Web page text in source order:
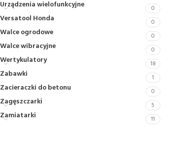
Urządzenia wielofunkcyjne 0
Versatool Honda 0
Walce ogrodowe 0
Walce wibracyjne 0
Wertykulatory 18
Zabawki 1
Zacieraczki do betonu 0
Zagęszczarki 5
Zamiatarki 11